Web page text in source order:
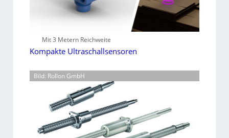
Mit 3 Metern Reichweite
Kompakte Ultraschallsensoren
Bild: Rollon GmbH